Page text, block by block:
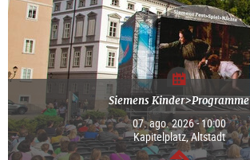
Siemens Kinder>Programme
07. ago. 2026 - 10:00
Kapitelplatz, Altstadt